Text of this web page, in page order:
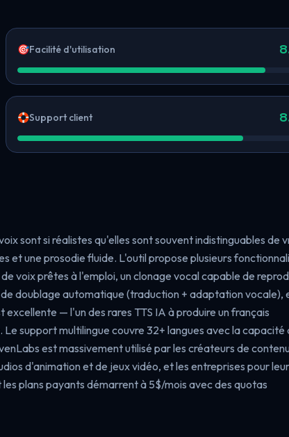
🎯Facilité d'utilisation
🛟Support client
sont si réalistes qu'elles sont souvent indistinguables de
et une prosodie fluide. L'outil propose plusieurs
voix prêtes à l'emploi, un clonage vocal capable de
doublage automatique (traduction + adaptation vocale),
— l'un des rares TTS IA à produire un français
support multilingue couvre 32+ langues avec la capacité
est massivement utilisé par les créateurs de
d'animation et de jeux vidéo, et les entreprises pour
plans payants démarrent à 5$/mois avec des quotas